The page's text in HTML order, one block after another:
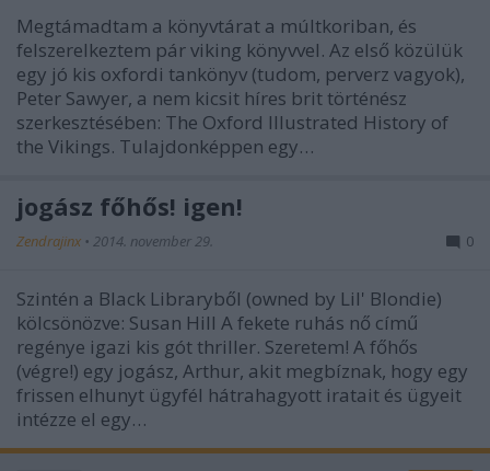
Megtámadtam a könyvtárat a múltkoriban, és
felszerelkeztem pár viking könyvvel. Az első közülük
egy jó kis oxfordi tankönyv (tudom, perverz vagyok),
Peter Sawyer, a nem kicsit híres brit történész
szerkesztésében: The Oxford Illustrated History of
the Vikings. Tulajdonképpen egy…
jogász főhős! igen!
Zendrajinx • 2014. november 29. 0
Szintén a Black Libraryből (owned by Lil' Blondie)
kölcsönözve: Susan Hill A fekete ruhás nő című
regénye igazi kis gót thriller. Szeretem! A főhős
(végre!) egy jogász, Arthur, akit megbíznak, hogy egy
frissen elhunyt ügyfél hátrahagyott iratait és ügyeit
intézze el egy…